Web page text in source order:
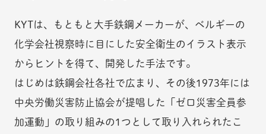
KYTは、もともと大手鉄鋼メーカーが、ベルギーの
化学会社視察時に目にした安全衛生のイラスト表示
からヒントを得て、開発した手法です。
はじめは鉄鋼会社各社で広まり、その後1973年には
中央労働災害防止協会が提唱した「ゼロ災害全員参
加運動」の取り組みの1つとして取り入れられたこ